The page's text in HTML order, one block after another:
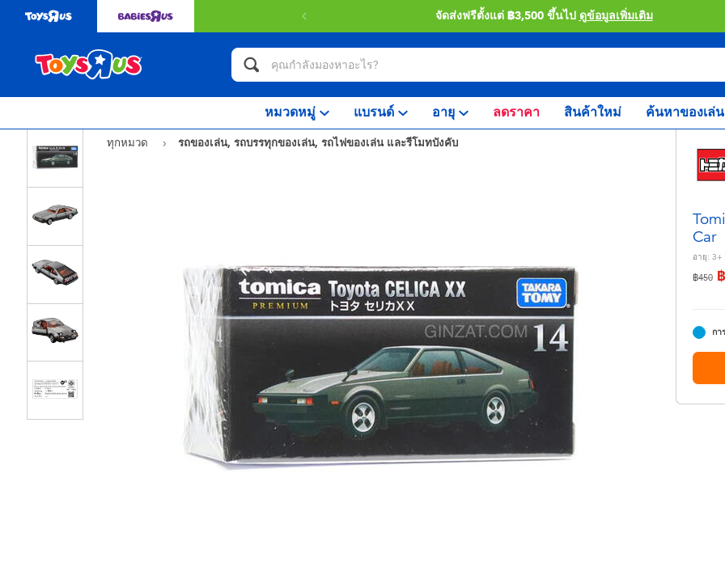
จัดส่งฟรีตั้งแต่ ฿3,500 ขึ้นไป ดูข้อมูลเพิ่มเติม
หมวดหมู่ แบรนด์ อายุ ลดราคา สินค้าใหม่ ค้นหาของเล่น
ทุกหมวด
รถของเล่น, รถบรรทุกของเล่น, รถไฟของเล่น และรีโมทบังคับ
Car
อายุ: 3+
ลดราคา
฿450ถึง
กา